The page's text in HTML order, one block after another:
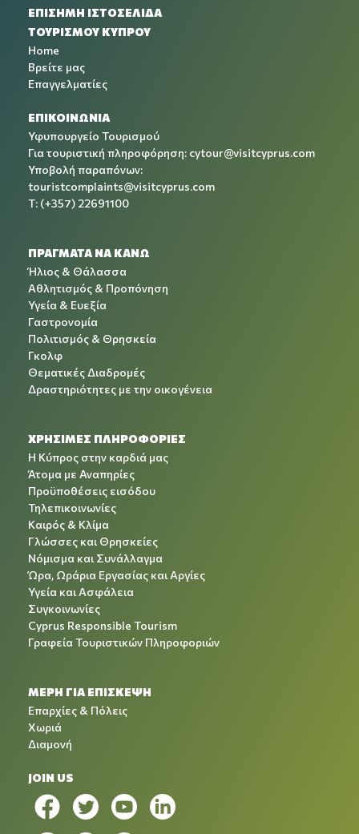
ΕΠΙΣΗΜΗ ΙΣΤΟΣΕΛΙΔΑ
ΤΟΥΡΙΣΜΟΥ ΚΥΠΡΟΥ
Home
Βρείτε μας
Επαγγελματίες
ΕΠΙΚΟΙΝΩΝΙΑ
Υφυπουργείο Τουρισμού
Για τουριστική πληροφόρηση: cytour@visitcyprus.com
Υποβολή παραπόνων:
touristcomplaints@visitcyprus.com
T: (+357) 22691100
ΠΡΑΓΜΑΤΑ ΝΑ ΚΑΝΩ
Ήλιος & Θάλασσα
Αθλητισμός & Προπόνηση
Υγεία & Ευεξία
Γαστρονομία
Πολιτισμός & Θρησκεία
Γκολφ
Θεματικές Διαδρομές
Δραστηριότητες με την οικογένεια
ΧΡΉΣΙΜΕΣ ΠΛΗΡΟΦΟΡΊΕΣ
Η Κύπρος στην καρδιά μας
Άτομα με Αναπηρίες
Προϋποθέσεις εισόδου
Τηλεπικοινωνίες
Καιρός & Κλίμα
Γλώσσες και Θρησκείες
Νόμισμα και Συνάλλαγμα
Ώρα, Ωράρια Εργασίας και Αργίες
Υγεία και Ασφάλεια
Συγκοινωνίες
Cyprus Responsible Tourism
Γραφεία Τουριστικών Πληροφοριών
ΜΕΡΗ ΓΙΑ ΕΠΙΣΚΕΨΗ
Επαρχίες & Πόλεις
Χωριά
Διαμονή
JOIN US